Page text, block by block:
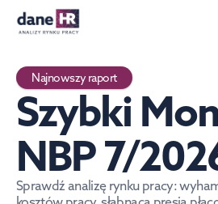
Rynek pracy
Usługi HR
Bezrobocie
Technologie
Cudzoziemcy
Wynagrodzenia
Najnowszy raport
Szybki
NBP 7/
Sprawdź analizę rynku pracy: